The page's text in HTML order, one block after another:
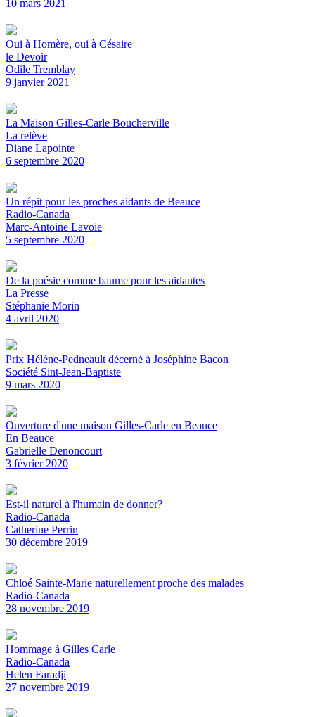
10 mars 2021
Oui à Homère, oui à Césaire
le Devoir
Odile Tremblay
9 janvier 2021
La Maison Gilles-Carle Boucherville
La relève
Diane Lapointe
6 septembre 2020
Un répit pour les proches aidants de Beauce
Radio-Canada
Marc-Antoine Lavoie
5 septembre 2020
De la poésie comme baume pour les aidantes
La Presse
Stéphanie Morin
4 avril 2020
Prix Hélène-Pedneault décerné à Joséphine Bacon
Société Sint-Jean-Baptiste
9 mars 2020
Ouverture d'une maison Gilles-Carle en Beauce
En Beauce
Gabrielle Denoncourt
3 février 2020
Est-il naturel à l'humain de donner?
Radio-Canada
Catherine Perrin
30 décembre 2019
Chloé Sainte-Marie naturellement proche des malades
Radio-Canada
28 novembre 2019
Hommage à Gilles Carle
Radio-Canada
Helen Faradji
27 novembre 2019